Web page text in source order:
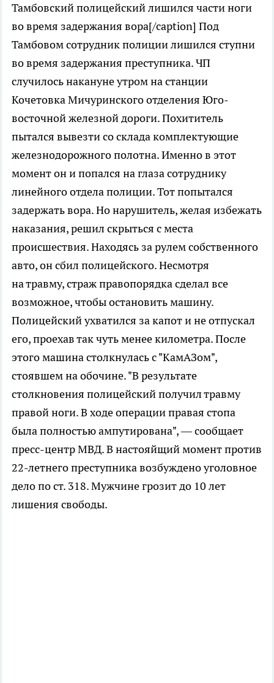
Тамбовский полицейский лишился части ноги
во время задержания вора[/caption] Под
Тамбовом сотрудник полиции лишился ступни
во время задержания преступника. ЧП
случилось накануне утром на станции
Кочетовка Мичуринского отделения Юго-
восточной железной дороги. Похититель
пытался вывезти со склада комплектующие
железнодорожного полотна. Именно в этот
момент он и попался на глаза сотруднику
линейного отдела полиции. Тот попытался
задержать вора. Но нарушитель, желая избежать
наказания, решил скрыться с места
происшествия. Находясь за рулем собственного
авто, он сбил полицейского. Несмотря
на травму, страж правопорядка сделал все
возможное, чтобы остановить машину.
Полицейский ухватился за капот и не отпускал
его, проехав так чуть менее километра. После
этого машина столкнулась с "КамАЗом",
стоявшем на обочине. "В результате
столкновения полицейский получил травму
правой ноги. В ходе операции правая стопа
была полностью ампутирована", — сообщает
пресс-центр МВД. В настояйщий момент против
22-летнего преступника возбуждено уголовное
дело по ст. 318. Мужчине грозит до 10 лет
лишения свободы.